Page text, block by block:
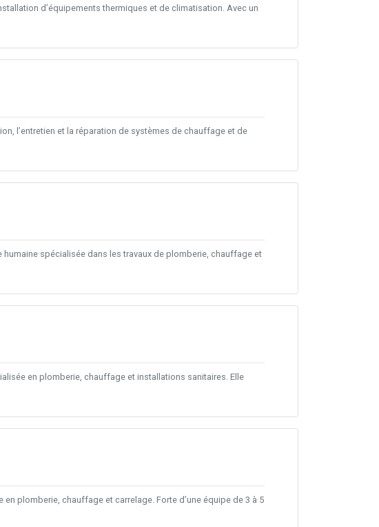
d’équipements thermiques et de climatisation. Avec un
l’entretien et la réparation de systèmes de chauffage et de
spécialisée dans les travaux de plomberie, chauffage et
en plomberie, chauffage et installations sanitaires. Elle
plomberie, chauffage et carrelage. Forte d’une équipe de 3 à 5